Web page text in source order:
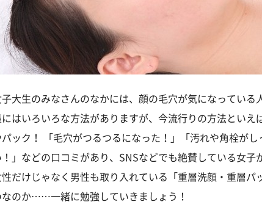
子大生のみなさんのなかには、顔の毛穴が気になっている
にはいろいろな方法がありますが、今流行りの方法といえ
パック！ 「毛穴がつるつるになった！」「汚れや角栓がし
！」などの口コミがあり、SNSなどでも絶賛している女子
性だけじゃなく男性も取り入れている「重層洗顔・重層パ
なのか……一緒に勉強していきましょう！